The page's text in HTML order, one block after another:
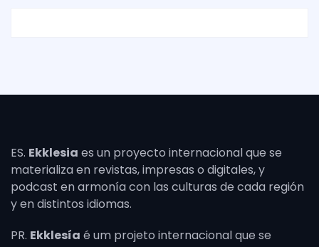
ES. Ekklesia es un proyecto internacional que se
materializa en revistas, impresas o digitales, y
podcast en armonía con las culturas de cada región
y en distintos idiomas.
PR. Ekklesía é um projeto internacional que se